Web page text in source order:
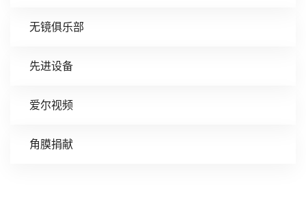
无镜俱乐部
先进设备
爱尔视频
角膜捐献